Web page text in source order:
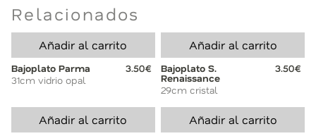
Relacionados
Añadir al carrito
Bajoplato Parma
3.50€
31cm vidrio opal
Añadir al carrito
Bajoplato S.
Renaissance
3.50€
29cm cristal
Añadir al carrito Añadir al carrito